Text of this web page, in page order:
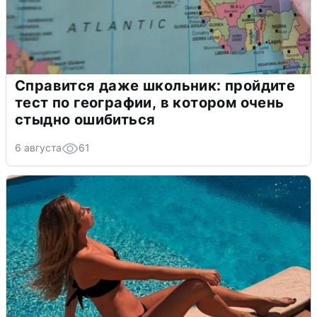
Справится даже школьник: пройдите
тест по географии, в котором очень
стыдно ошибиться
6 августа 61